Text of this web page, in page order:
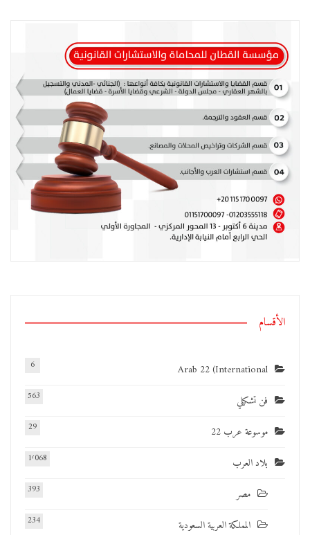
الأقسام
Arab 22 (International
6
فن تشكيلي 563
موسوعة عرب 22 29
بلاد العرب 1٬068
مصر 393
المملكة العربية السعودية 234